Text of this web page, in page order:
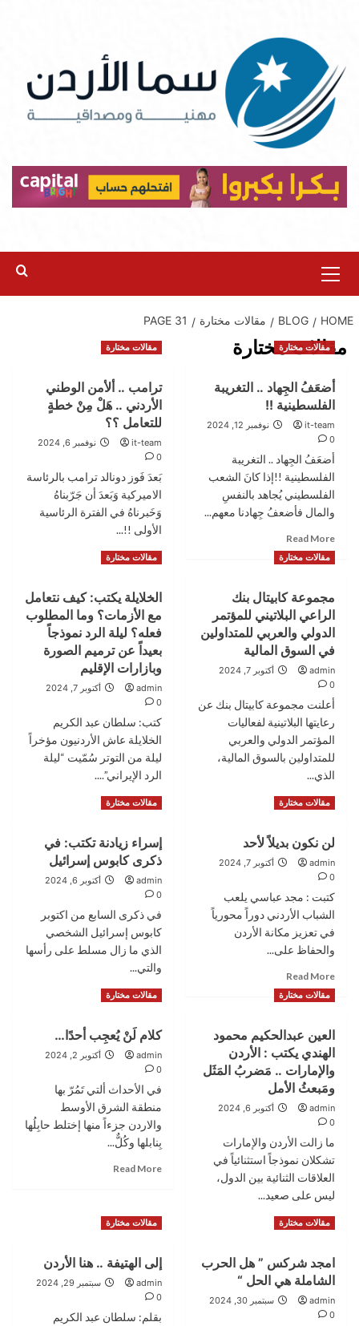
content
Menu
HOME
BLOG مقالات مختارة PAGE 31
مقالات مختارة
مقالات مختارة
أضعَفُ الجِهاد .. التغريبة
الفلسطينية !!
it-team
نوفمبر 12, 2024
0
أضعَفُ الجِهاد .. التغريبة
الفلسطينية !!إذا كانَ الشعب
الفلسطيني يُجاهد بالنفسِ
والمال فأضعفُ جِهادنا معهم...
Read More
more
about
الجِهاد
..
التغريبة
الفلسطينية
!!
مقالات مختارة
ترامب .. ألأمن الوطني
الأردني .. هَلْ مِنْ خطةٍ
للتعامل ؟؟
it-team
نوفمبر 6, 2024
0
بَعدَ فَوز دونالد ترامب بالرئاسة
الاميركية وَبَعدَ أن جَرّبناهُ
وَخَبرناهُ في الفترة الرئاسية
الأولى !!...
Read More
Read
ترامب
..
ألأمن
الأردني
..
هَلْ
خطةٍ
للتعامل
مقالات مختارة
مجموعة كابيتال بنك
الراعي البلاتيني للمؤتمر
الدولي والعربي للمتداولين
في السوق المالية
admin
أكتوبر 7, 2024
0
أعلنت مجموعة كابيتال بنك عن
رعايتها البلاتينية لفعاليات
المؤتمر الدولي والعربي
للمتداولين بالسوق المالية،
الذي...
Read More
Read
مجموعة
كابيتال
الراعي
البلاتيني
للمؤتمر
الدولي
والعربي
السوق
مقالات مختارة
الخلايلة يكتب: كيف نتعامل
مع الأزمات؟ وما المطلوب
فعله؟ ليلة الرد نموذجاً
بعيداً عن ترميم الصورة
وبازارات الإقليم
admin
أكتوبر 7, 2024
0
كتب: سلطان عبد الكريم
الخلايلة عاش الأردنيون مؤخراً
ليلة من التوتر سُمّيت “ليلة
الرد الإيراني”....
Read More
Read
الخلايلة
يكتب:
كيف
الأزمات؟
وما
المطلوب
الرد
عن
ترميم
وبازارات
الإقليم
مقالات مختارة
لن نكون بديلاً لأحد
admin
أكتوبر 7, 2024
0
كتبت : مجد عباسي يلعب
الشباب الأردني دوراً محورياً
في تعزيز مكانة الأردن
والحفاظ على...
Read More
more
about
نكون
بديلاً
مقالات مختارة
إسراء زيادنة تكتب: في
ذكرى كابوس إسرائيل
admin
أكتوبر 6, 2024
0
في ذكرى السابع من اكتوبر
كابوس إسرائيل الشخصي
الذي ما زال مسلط على رأسها
والتي...
Read More
Read
إسراء
زيادنة
في
ذكرى
كابوس
إسرائيل
مقالات مختارة
العين عبدالحكيم محمود
الهندي يكتب : الأردن
والإمارات .. مَضربُ المَثَل
ومَبعثُ الأمل
admin
أكتوبر 6, 2024
0
ما زالت الأردن والإمارات
تشكلان نموذجاً استثنائياً في
العلاقات الثنائية بين الدول،
ليس على صعيد...
Read More
Read
العين
عبدالحكيم
محمود
مقالات مختارة
كلام لَنْ يُعجِب أحدًا…
admin
أكتوبر 2, 2024
0
في الأحداث ألتي تَمُرّ بها
منطقة الشرق الأوسط
والاردن جزءاً منها إختلط حابِلُها
بِنابلها وكُلٌّ...
Read More
لَنْ
مقالات مختارة
امجد شركس ” هل الحرب
الشاملة هي الحل “
admin
سبتمبر 30, 2024
0
مقالات مختارة
إلى الهتيفة .. هنا الأردن
admin
سبتمبر 29, 2024
0
بقلم: سلطان عبد الكريم